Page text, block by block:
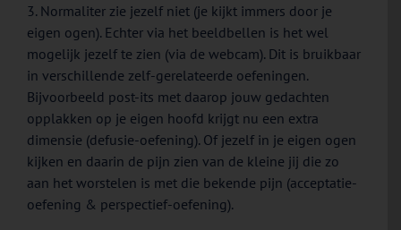
3. Normaliter zie jezelf niet (je kijkt immers door je
eigen ogen). Echter via het beeldbellen is het wel
mogelijk jezelf te zien (via de webcam). Dit is bruikbaar
in verschillende zelf-gerelateerde oefeningen.
Bijvoorbeeld post-its met daarop jouw gedachten
opplakken op je eigen hoofd krijgt nu een extra
dimensie (defusie-oefening). Of jezelf in je eigen ogen
kijken en daarin de pijn zien van de kleine jij die zo
aan het worstelen is met die bekende pijn (acceptatie-
oefening & perspectief-oefening).